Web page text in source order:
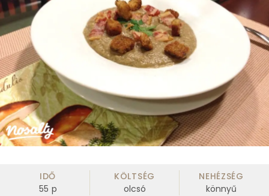
IDŐ
55 p
KÖLTSÉG
olcsó
NEHÉZSÉG
könnyű